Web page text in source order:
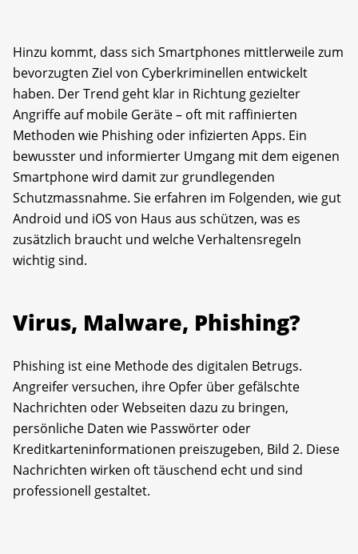
Hinzu kommt, dass sich Smartphones mittlerweile zum
bevorzugten Ziel von Cyberkriminellen entwickelt
haben. Der Trend geht klar in Richtung gezielter
Angriffe auf mobile Geräte – oft mit raffinierten
Methoden wie Phishing oder infizierten Apps. Ein
bewusster und informierter Umgang mit dem eigenen
Smartphone wird damit zur grundlegenden
Schutzmassnahme. Sie erfahren im Folgenden, wie gut
Android und iOS von Haus aus schützen, was es
zusätzlich braucht und welche Verhaltensregeln
wichtig sind.
Virus, Malware, Phishing?
Phishing ist eine Methode des digitalen Betrugs.
Angreifer versuchen, ihre Opfer über gefälschte
Nachrichten oder Webseiten dazu zu bringen,
persönliche Daten wie Passwörter oder
Kreditkarteninformationen preiszugeben, Bild 2. Diese
Nachrichten wirken oft täuschend echt und sind
professionell gestaltet.